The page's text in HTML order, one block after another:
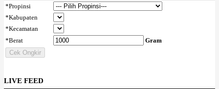
menganggu orang lain,dia berani dengan identitasnya. Dimasa reformasi
yang kita agungkan ini, tapi yang membuat banyak orang kebablasan,
bahkan anak bangsa sendiri pun tak lagi menghidupi
kebhinekaan...kemajemukan Indonesia, aku bersyukur aku mengenal
Alween Ong, aku bangga melihatnya, tanpa banyak bicara dia
melakukan saja bagiannya, dan aku merasakan kasih dalam setiap
gerakannya. Aku masih order ini dan itu, dan dia dengan sabar
kuinginkan, dia berusaha bekerja tepat waktu dan harganya
*Propinsi
*Kabupaten
*Kecamatan
*Berat
Gram
Cek Ongkir
LIVE FEED